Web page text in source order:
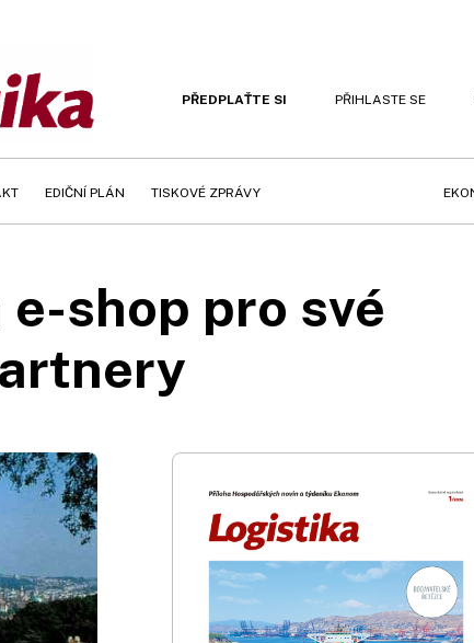
PŘEDPLAŤTE SI PŘIHLASTE SE
EDIČNÍ PLÁN TISKOVÉ ZPRÁVY
shop pro své